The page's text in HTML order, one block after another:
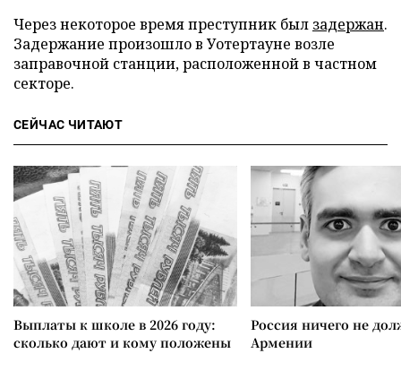
Через некоторое время преступник был задержан.
Задержание произошло в Уотертауне возле
заправочной станции, расположенной в частном
секторе.
СЕЙЧАС ЧИТАЮТ
Выплаты к школе в 2026 году:
сколько дают и кому положены
Россия ничего не
Армении